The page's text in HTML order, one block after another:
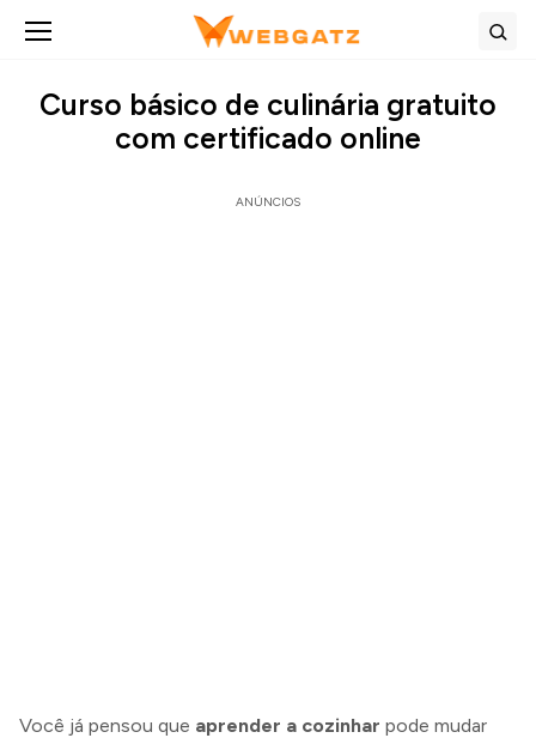
Abrir menu
Curso básico de culinária gratuito
com certificado online
ANÚNCIOS
Você já pensou que aprender a cozinhar pode mudar